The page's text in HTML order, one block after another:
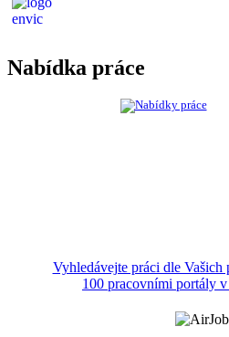
Nabídka práce
Vyhledávejte práci dle Vašich
100 pracovními portály